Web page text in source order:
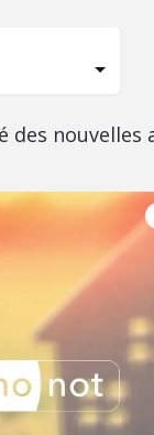
des nouvelles